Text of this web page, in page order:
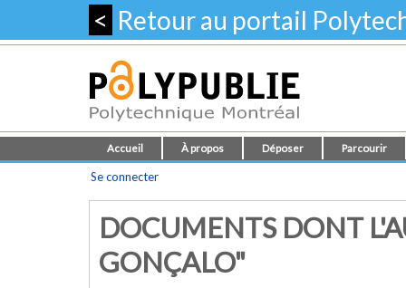
< Retour au portail
Accueil À propos Déposer Parcourir
Se connecter
DOCUMENTS DONT
GONÇALO"